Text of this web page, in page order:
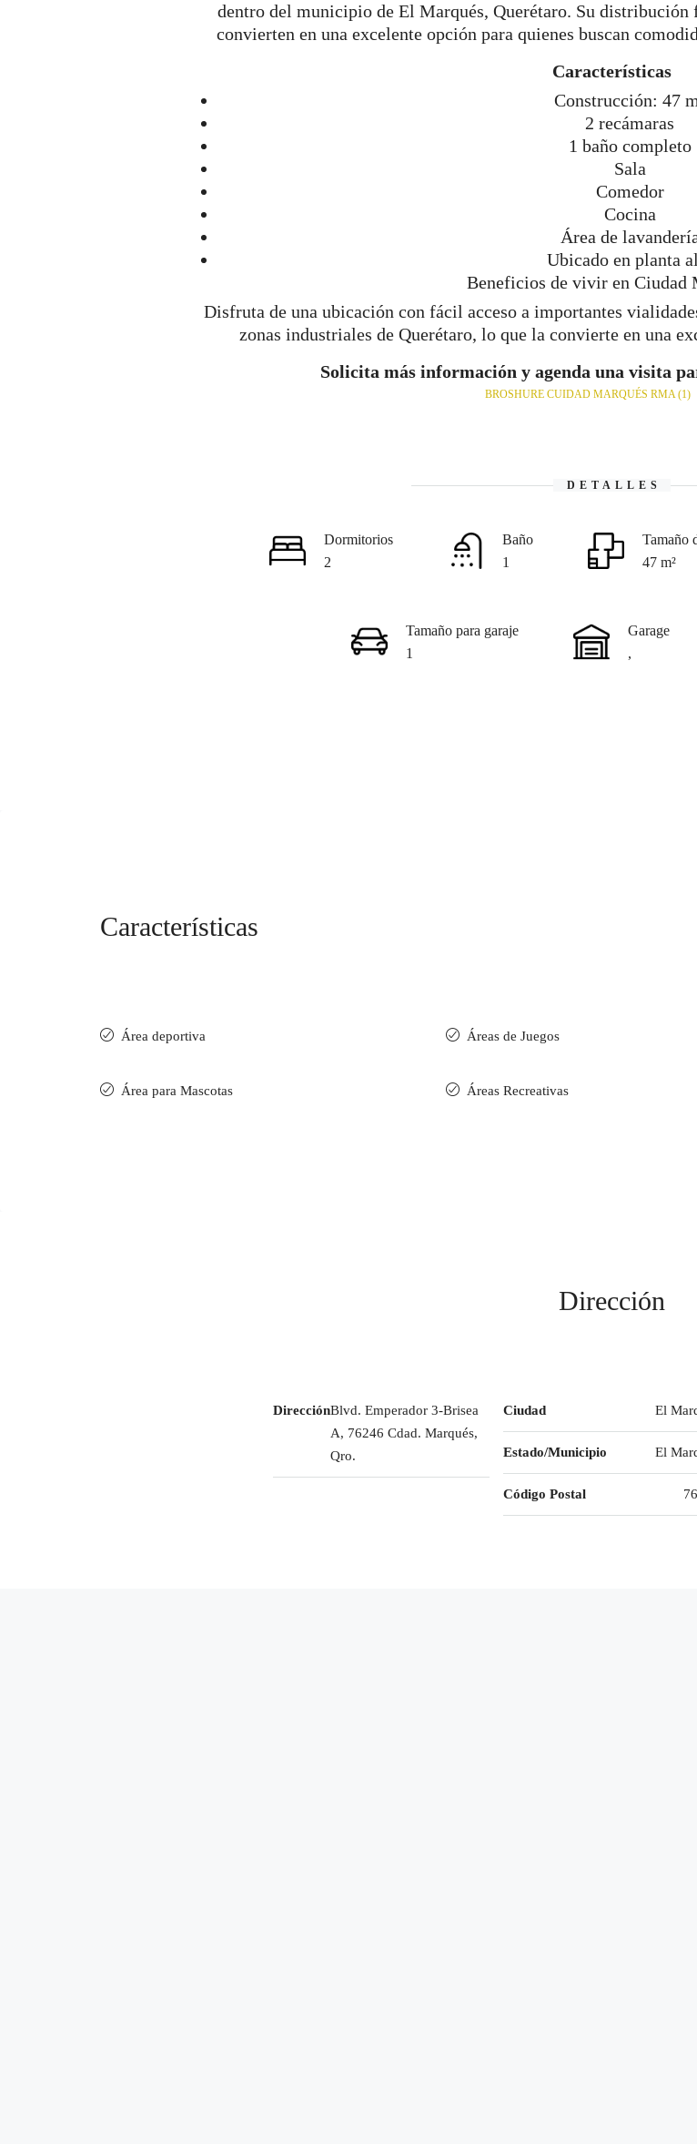
dentro del municipio de El Marqués, Querétaro. Su distribución
convierten en una excelente opción para quienes buscan
Características
Construcción: 47
2 recámaras
1 baño completo
Sala
Comedor
Cocina
Área de
Ubicado en planta
Beneficios de vivir en Ciudad
Disfruta de una ubicación con fácil acceso a importantes
zonas industriales de Querétaro, lo que la convierte en una
Solicita más información y agenda una visita
BROSHURE CUIDAD MARQUÉS RMA (1)
DETALLES
Dormitorios
2
Baño
1
Tamaño
47 m²
Tamaño para garaje
1
Garage
,
Características
Área deportiva
Área para Mascotas
Áreas de Juegos
Áreas Recreativas
Dirección
DirecciónBlvd. Emperador 3-Brisea
A, 76246 Cdad. Marqués,
Qro.
Ciudad El
Estado/Municipio El
Código Postal